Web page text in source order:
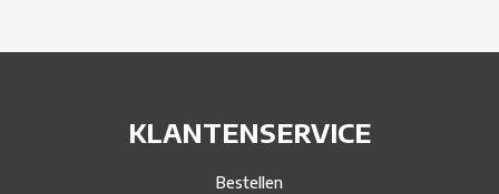
KLANTENSERVICE
Bestellen